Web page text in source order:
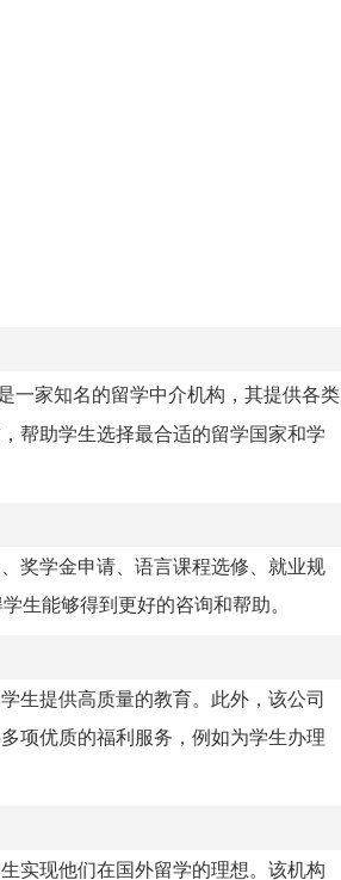
一家知名的留学中介机构，其提供各类
帮助学生选择最合适的留学国家和学
奖学金申请、语言课程选修、就业规
生能够得到更好的咨询和帮助。
生提供高质量的教育。此外，该公司
项优质的福利服务，例如为学生办理
实现他们在国外留学的理想。该机构